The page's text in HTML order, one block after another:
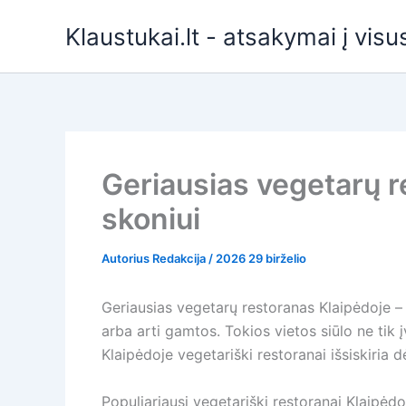
Klaustukai.lt - atsakymai į
Geriausias vegetarų
skoniui
Autorius Redakcija / 2026 29 birželio
Geriausias vegetarų restoranas Klaipėdoje
arba arti gamtos. Tokios vietos siūlo ne tik
Klaipėdoje vegetariški restoranai išsiskiria
Populiariausi vegetariški restoranai